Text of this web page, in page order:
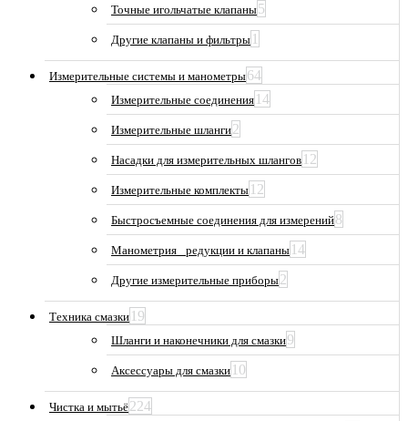
Точные игольчатые клапаны5
Другие клапаны и фильтры 1
Измерительные системы и манометры64
Измерительные соединения 14
Измерительные шланги2
Насадки для измерительных шлангов 12
Измерительные комплекты 12
Быстросъемные соединения для измерений8
Манометрия_ редукции и клапаны 14
Другие измерительные приборы2
Техника смазки 19
Шланги и наконечники для смазки9
Аксессуары для смазки 10
Чистка и мытьё224